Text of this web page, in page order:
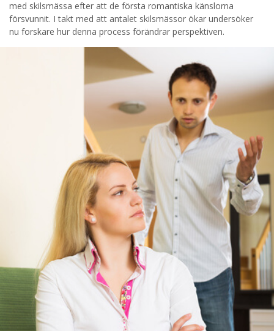
Genom att registrera godkänner jagVillkorenoch
reklam via e-post från hemsidans operatörer. Jag kan dra
tillbaka godkännande när jag vill.
STARTA NU!
med skilsmässa efter att de första romantiska känslorna
försvunnit. I takt med att antalet skilsmässor ökar undersöker
nu forskare hur denna process förändrar perspektiven.